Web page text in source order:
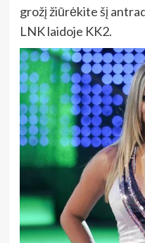
grožį žiūrėkite šį
LNK laidoje KK2.